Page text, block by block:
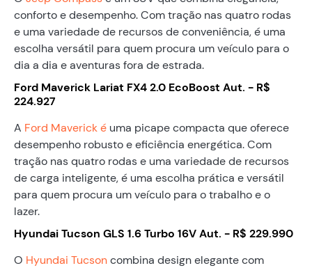
conforto e desempenho. Com tração nas quatro rodas
e uma variedade de recursos de conveniência, é uma
escolha versátil para quem procura um veículo para o
dia a dia e aventuras fora de estrada.
Ford Maverick Lariat FX4 2.0 EcoBoost Aut. - R$
224.927
A Ford Maverick é uma picape compacta que oferece
desempenho robusto e eficiência energética. Com
tração nas quatro rodas e uma variedade de recursos
de carga inteligente, é uma escolha prática e versátil
para quem procura um veículo para o trabalho e o
lazer.
Hyundai Tucson GLS 1.6 Turbo 16V Aut. - R$ 229.990
O Hyundai Tucsoncombina design elegante com